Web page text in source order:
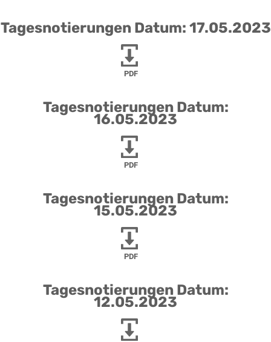
Tagesnotierungen Datum: 17.05.2023
PDF
Tagesnotierungen Datum:
16.05.2023
PDF
Tagesnotierungen Datum:
15.05.2023
PDF
Tagesnotierungen Datum:
12.05.2023